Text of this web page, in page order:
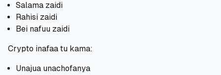
Salama zaidi
Rahisi zaidi
Bei nafuu zaidi
Crypto inafaa tu kama:
Unajua unachofanya